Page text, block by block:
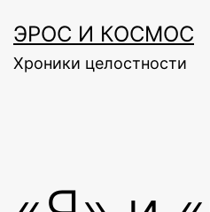
to
content
ЭРОС И КОСМОС
Хроники целостности